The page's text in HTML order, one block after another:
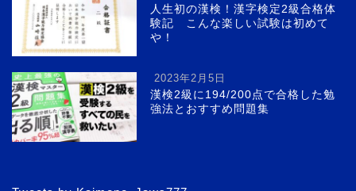
人生初の漢検！漢字検定2級合格体
験記 こんな楽しい試験は初めて
や！
2023年2月5日
漢検2級に194/200点で合格した勉
強法とおすすめ問題集